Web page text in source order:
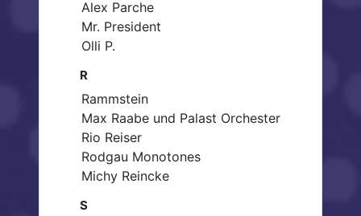
Alex Parche
Mr. President
Olli P.
R
Rammstein
Max Raabe und Palast Orchester
Rio Reiser
Rodgau Monotones
Michy Reincke
S